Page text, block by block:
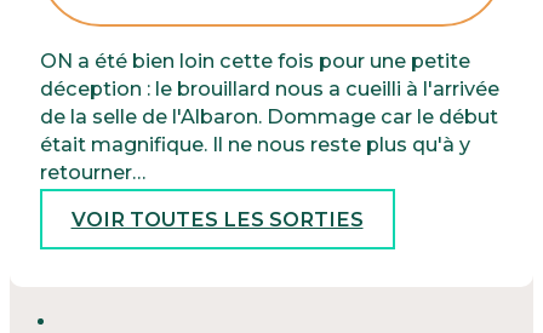
ON a été bien loin cette fois pour une petite
déception : le brouillard nous a cueilli à l'arrivée
de la selle de l'Albaron. Dommage car le début
était magnifique. Il ne nous reste plus qu'à y
retourner…
VOIR TOUTES LES SORTIES